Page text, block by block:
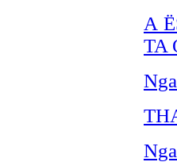
A
TA